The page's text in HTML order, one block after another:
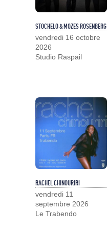
STOCHELO & MOZES ROSENBERG
vendredi 16 octobre
2026
Studio Raspail
RACHEL CHINOURIRI
vendredi 11
septembre 2026
Le Trabendo